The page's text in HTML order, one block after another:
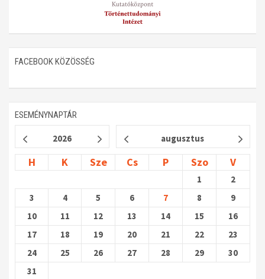
FACEBOOK KÖZÖSSÉG
ESEMÉNYNAPTÁR
2026 augusztus
H K Sze Cs P Szo V
1
2
3
4 5 6 7 8
9
10
11 12 13 14 15
16
17
18 19 20 21 22
23
24
25 26 27 28 29
30
31